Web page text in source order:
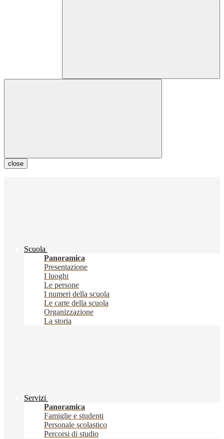
close
Scuola
Panoramica
Presentazione
I luoghi
Le persone
I numeri della scuola
Le carte della scuola
Organizzazione
La storia
Servizi
Panoramica
Famiglie e studenti
Personale scolastico
Percorsi di studio